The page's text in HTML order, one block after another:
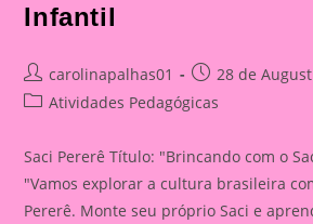
Infantil
Post
author:
carolinapalhas01
Post
published:
28 de
PostAtividades Pedagógicas
Saci Pererê Título: "Brincando com o
"Vamos explorar a cultura brasileira
Pererê. Monte seu próprio Saci e